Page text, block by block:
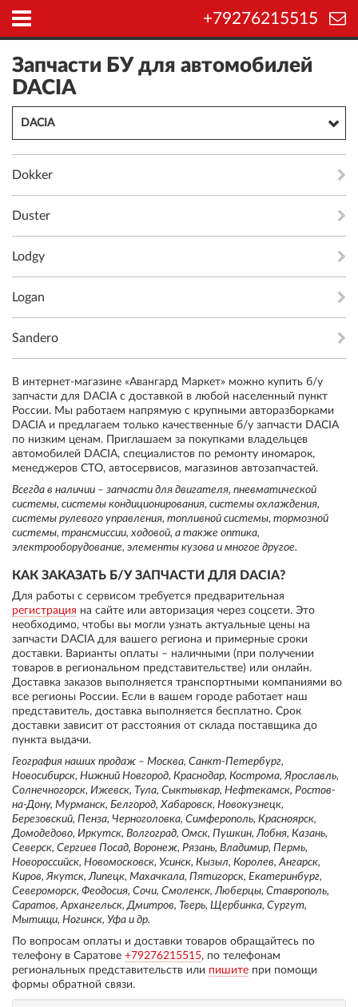
+79276215515
Запчасти БУ для автомобилей
DACIA
DACIA
Dokker
Duster
Lodgy
Logan
Sandero
В интернет-магазине «Авангард Маркет» можно купить б/у
запчасти для DACIA с доставкой в любой населенный пункт
России. Мы работаем напрямую с крупными авторазборками
DACIA и предлагаем только качественные б/у запчасти DACIA
по низким ценам. Приглашаем за покупками владельцев
автомобилей DACIA, специалистов по ремонту иномарок,
менеджеров СТО, автосервисов, магазинов автозапчастей.
Всегда в наличии – запчасти для двигателя, пневматической
системы, системы кондиционирования, системы охлаждения,
системы рулевого управления, топливной системы, тормозной
системы, трансмиссии, ходовой, а также оптика,
электрооборудование, элементы кузова и многое другое.
КАК ЗАКАЗАТЬ Б/У ЗАПЧАСТИ ДЛЯ DACIA?
Для работы с сервисом требуется предварительная
регистрация на сайте или авторизация через соцсети. Это
необходимо, чтобы вы могли узнать актуальные цены на
запчасти DACIA для вашего региона и примерные сроки
доставки. Варианты оплаты – наличными (при получении
товаров в региональном представительстве) или онлайн.
Доставка заказов выполняется транспортными компаниями во
все регионы России. Если в вашем городе работает наш
представитель, доставка выполняется бесплатно. Срок
доставки зависит от расстояния от склада поставщика до
пункта выдачи.
География наших продаж – Москва, Санкт-Петербург,
Новосибирск, Нижний Новгород, Краснодар, Кострома, Ярославль,
Солнечногорск, Ижевск, Тула, Сыктывкар, Нефтекамск, Ростов-
на-Дону, Мурманск, Белгород, Хабаровск, Новокузнецк,
Березовский, Пенза, Черноголовка, Симферополь, Красноярск,
Домодедово, Иркутск, Волгоград, Омск, Пушкин, Лобня, Казань,
Северск, Сергиев Посад, Воронеж, Рязань, Владимир, Пермь,
Новороссийск, Новомосковск, Усинск, Кызыл, Королев, Ангарск,
Киров, Якутск, Липецк, Махачкала, Пятигорск, Екатеринбург,
Североморск, Феодосия, Сочи, Смоленск, Люберцы, Ставрополь,
Саратов, Архангельск, Дмитров, Тверь, Щербинка, Сургут,
Мытищи, Ногинск, Уфа и др.
По вопросам оплаты и доставки товаров обращайтесь по
телефону в Саратове +79276215515, по телефонам
региональных представительств или пишите при помощи
формы обратной связи.